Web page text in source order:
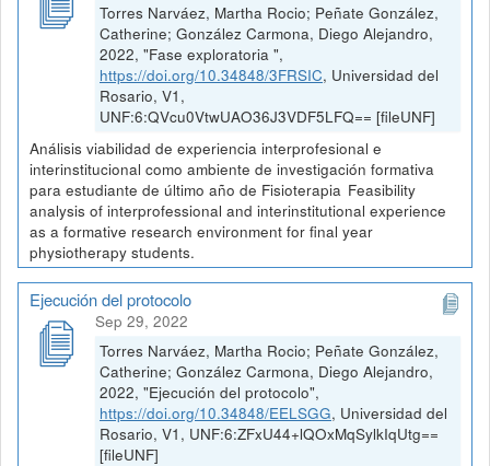
Torres Narváez, Martha Rocio; Peñate González,
Catherine; González Carmona, Diego Alejandro,
2022, "Fase exploratoria ",
https://doi.org/10.34848/3FRSIC, Universidad del
Rosario, V1,
UNF:6:QVcu0VtwUAO36J3VDF5LFQ== [fileUNF]
Análisis viabilidad de experiencia interprofesional e
interinstitucional como ambiente de investigación formativa
para estudiante de último año de Fisioterapia Feasibility
analysis of interprofessional and interinstitutional experience
as a formative research environment for final year
physiotherapy students.
Ejecución del protocolo
Sep 29, 2022
Torres Narváez, Martha Rocio; Peñate González,
Catherine; González Carmona, Diego Alejandro,
2022, "Ejecución del protocolo",
https://doi.org/10.34848/EELSGG, Universidad del
Rosario, V1, UNF:6:ZFxU44+lQOxMqSylkIqUtg==
[fileUNF]